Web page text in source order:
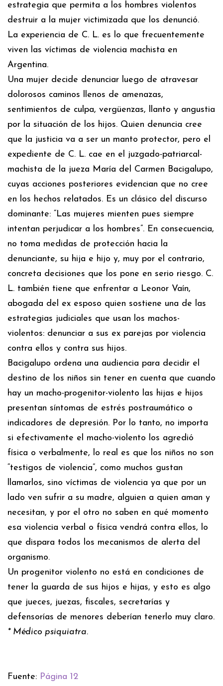
estrategia que permita a los hombres violentos
destruir a la mujer victimizada que los denunció.
La experiencia de C. L. es lo que frecuentemente
viven las víctimas de violencia machista en
Argentina.
Una mujer decide denunciar luego de atravesar
dolorosos caminos llenos de amenazas,
sentimientos de culpa, vergüenzas, llanto y angustia
por la situación de los hijos. Quien denuncia cree
que la justicia va a ser un manto protector, pero el
expediente de C. L. cae en el juzgado-patriarcal-
machista de la jueza María del Carmen Bacigalupo,
cuyas acciones posteriores evidencian que no cree
en los hechos relatados. Es un clásico del discurso
dominante: “Las mujeres mienten pues siempre
intentan perjudicar a los hombres”. En consecuencia,
no toma medidas de protección hacia la
denunciante, su hija e hijo y, muy por el contrario,
concreta decisiones que los pone en serio riesgo. C.
L. también tiene que enfrentar a Leonor Vaín,
abogada del ex esposo quien sostiene una de las
estrategias judiciales que usan los machos-
violentos: denunciar a sus ex parejas por violencia
contra ellos y contra sus hijos.
Bacigalupo ordena una audiencia para decidir el
destino de los niños sin tener en cuenta que cuando
hay un macho-progenitor-violento las hijas e hijos
presentan síntomas de estrés postraumático o
indicadores de depresión. Por lo tanto, no importa
si efectivamente el macho-violento los agredió
física o verbalmente, lo real es que los niños no son
“testigos de violencia”, como muchos gustan
llamarlos, sino víctimas de violencia ya que por un
lado ven sufrir a su madre, alguien a quien aman y
necesitan, y por el otro no saben en qué momento
esa violencia verbal o física vendrá contra ellos, lo
que dispara todos los mecanismos de alerta del
organismo.
Un progenitor violento no está en condiciones de
tener la guarda de sus hijos e hijas, y esto es algo
que jueces, juezas, fiscales, secretarías y
defensorías de menores deberían tenerlo muy claro.
* Médico psiquiatra.
Fuente: Página 12